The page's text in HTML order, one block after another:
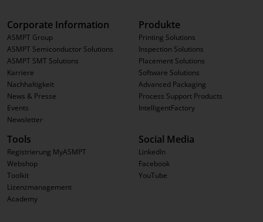
Corporate Information
ASMPT Group
ASMPT Semiconductor Solutions
ASMPT SMT Solutions
Karriere
Nachhaltigkeit
News & Presse
Events
Newsletter
Produkte
Printing Solutions
Inspection Solutions
Placement Solutions
Software Solutions
Advanced Packaging
Process Support Products
IntelligentFactory
Tools
Registrierung MyASMPT
Webshop
Toolkit
Lizenzmanagement
Academy
Social Media
LinkedIn
Facebook
YouTube